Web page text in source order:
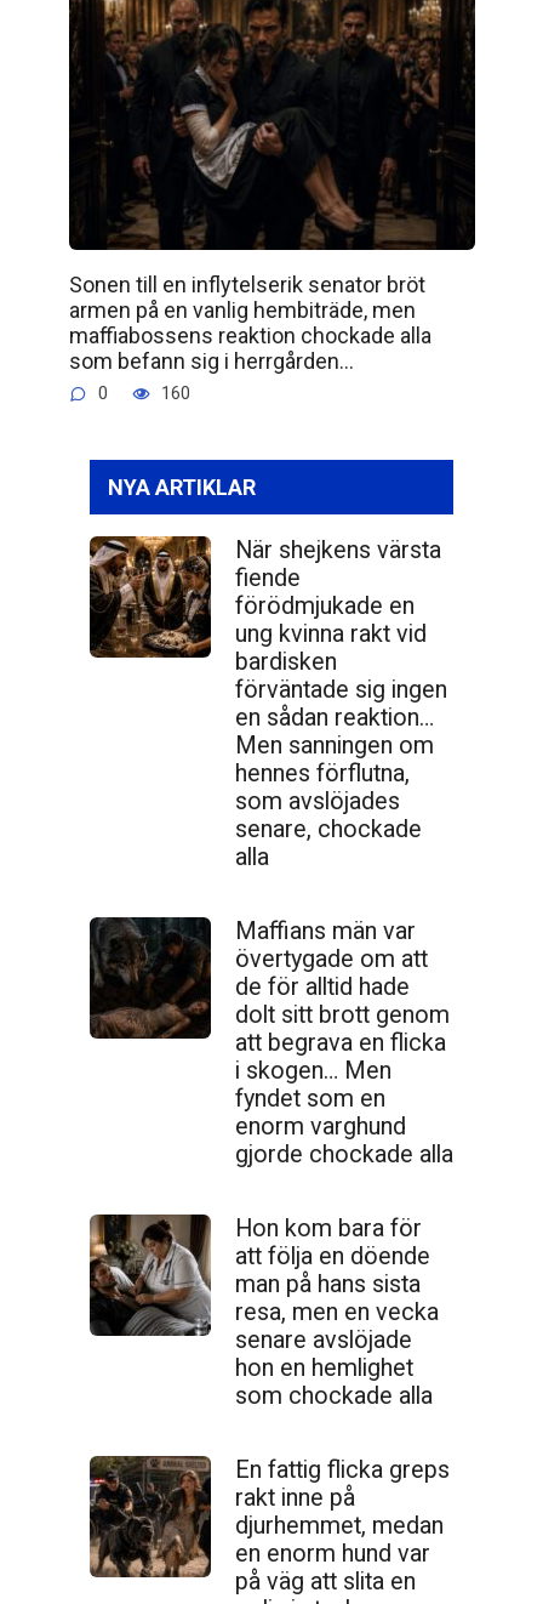
Sonen till en inflytelserik senator bröt
armen på en vanlig hembiträde, men
maffiabossens reaktion chockade alla
som befann sig i herrgården…
0 160
NYA ARTIKLAR
När shejkens värsta
fiende
förödmjukade en
ung kvinna rakt vid
bardisken
förväntade sig ingen
en sådan reaktion…
Men sanningen om
hennes förflutna,
som avslöjades
senare, chockade
alla
Maffians män var
övertygade om att
de för alltid hade
dolt sitt brott genom
att begrava en flicka
i skogen… Men
fyndet som en
enorm varghund
gjorde chockade alla
Hon kom bara för
att följa en döende
man på hans sista
resa, men en vecka
senare avslöjade
hon en hemlighet
som chockade alla
En fattig flicka greps
rakt inne på
djurhemmet, medan
en enorm hund var
på väg att slita en